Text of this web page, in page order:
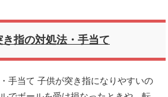
指の対処法・手当て
手当て 子供が突き指になりやすいの